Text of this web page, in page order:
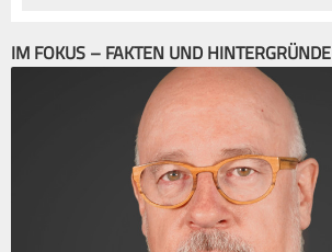
IM FOKUS – FAKTEN UND HINTERGRÜNDE